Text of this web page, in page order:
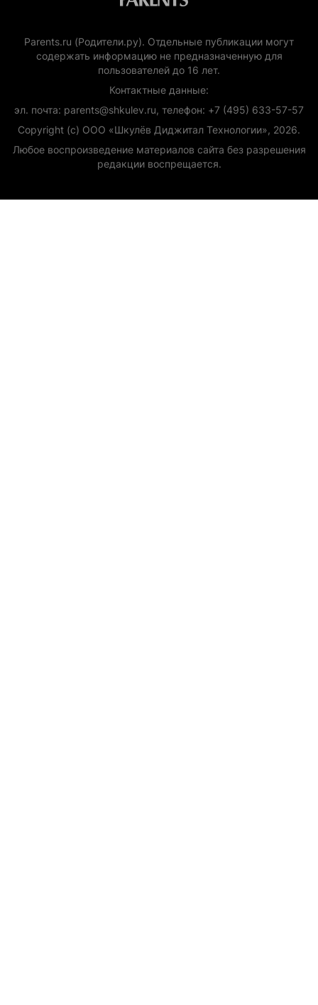
Parents.ru (Родители.ру). Отдельные публикации могут
содержать информацию не предназначенную для
пользователей до 16 лет.
Контактные данные:
эл. почта: parents@shkulev.ru, телефон: +7 (495) 633-57-57
Copyright (с) ООО «Шкулёв Диджитал Технологии», 2026.
Любое воспроизведение материалов сайта без разрешения
редакции воспрещается.